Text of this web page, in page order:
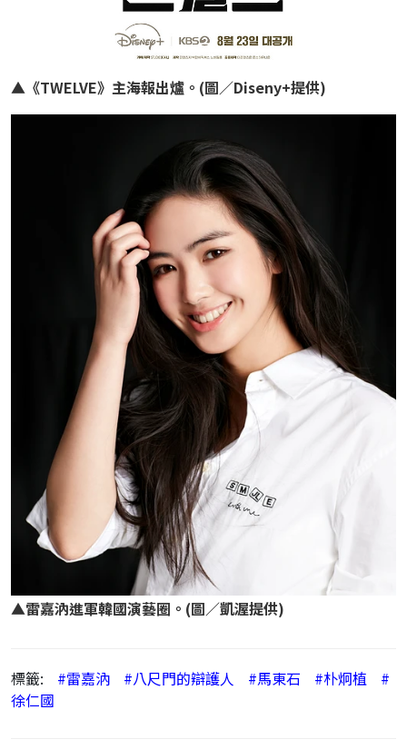
▲ 《TWELVE》主海報出爐。(圖／Diseny+提供)
▲雷嘉汭進軍韓國演藝圈。(圖／凱渥提供)
標籤: #雷嘉汭 #八尺門的辯護人 #馬東石 #朴炯植
#
徐仁國